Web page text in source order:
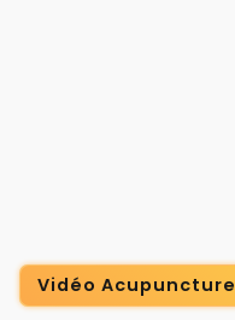
Vidéo Acupuncture